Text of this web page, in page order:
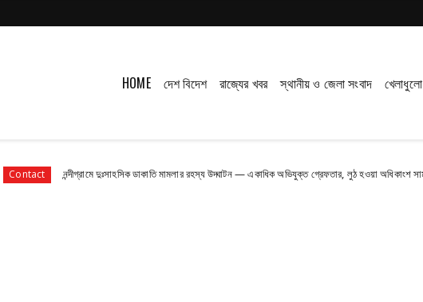
HOME দেশ বিদেশ রাজ্যের খবর স্থানীয় ও জেলা সংবাদ খেলাধুলো
নন্দীগ্রামে দুঃসাহসিক ডাকাতি মামলার রহস্য উদ্ঘাটন — একাধিক অভিযুক্ত গ্রেফতার, লুঠ হওয়া অধিকাংশ সামগ্রী উদ্ধার